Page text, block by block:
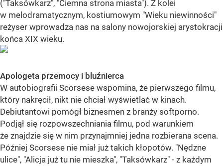
("Taksówkarz", "Ciemna strona miasta"). Z kolei
w melodramatycznym, kostiumowym "Wieku niewinności"
reżyser wprowadza nas na salony nowojorskiej arystokracji
końca XIX wieku.
Apologeta przemocy i bluźnierca
W autobiografii Scorsese wspomina, że pierwszego filmu,
który nakręcił, nikt nie chciał wyświetlać w kinach.
Debiutantowi pomógł biznesmen z branży softporno.
Podjął się rozpowszechniania filmu, pod warunkiem
że znajdzie się w nim przynajmniej jedna rozbierana scena.
Później Scorsese nie miał już takich kłopotów. "Nędzne
ulice", "Alicja już tu nie mieszka", "Taksówkarz" - z każdym